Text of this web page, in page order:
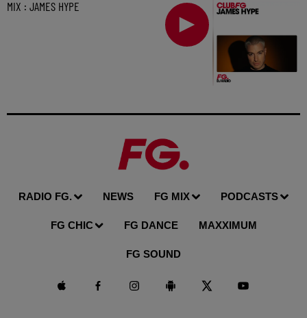
MIX : JAMES HYPE
RADIO FG. NEWS FG MIX PODCASTS
FG CHIC FG DANCE MAXXIMUM
FG SOUND